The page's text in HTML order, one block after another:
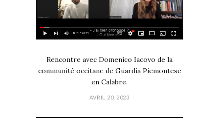
Rencontre avec Domenico Iacovo de la
communité occitane de Guardia Piemontese
en Calabre.
AVRIL 20, 2023